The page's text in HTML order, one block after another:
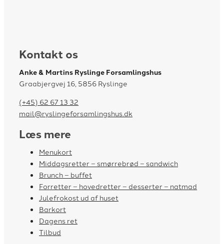
Kontakt os
Anke & Martins Ryslinge Forsamlingshus
Graabjergvej 16, 5856 Ryslinge
(+45) 62 67 13 32
mail@ryslingeforsamlingshus.dk
Læs mere
Menukort
Middagsretter – smørrebrød – sandwich
Brunch – buffet
Forretter – hovedretter – desserter – natmad
Julefrokost ud af huset
Barkort
Dagens ret
Tilbud